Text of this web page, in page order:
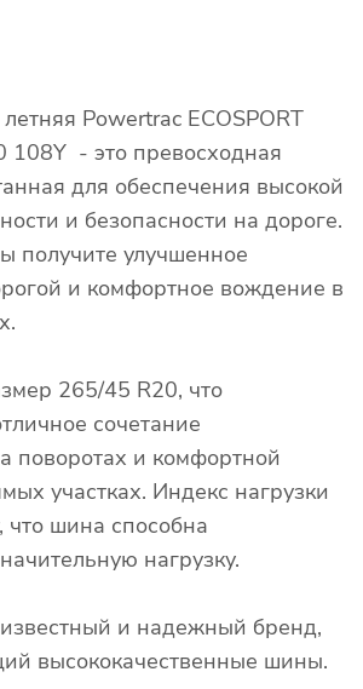
Powertrac ECOSPORT
108Y - это превосходная
для обеспечения высокой
и безопасности на дороге.
получите улучшенное
и комфортное вождение в
265/45 R20, что
сочетание
поворотах и комфортной
участках. Индекс нагрузки
что шина способна
нагрузку.
и надежный бренд,
высококачественные шины.